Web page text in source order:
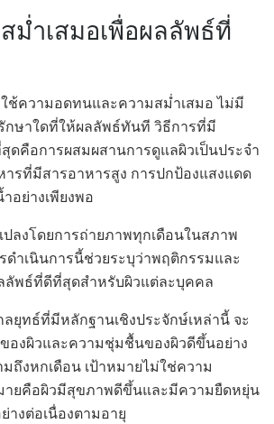
ม่ำเสมอเพื่อผลลัพธ์ที่
ใช้ความอดทนและความสม่ำเสมอ ไม่มี
ษาใดที่ให้ผลลัพธ์ทันที วิธีการที่มี
ดคือการผสมผสานการดูแลผิวเป็นประจำ
รที่มีสารอาหารสูง การปกป้องแสงแดด
อย่างเพียงพอ
ลงโดยการถ่ายภาพทุกเดือนในสภาพ
ดำเนินการนี้ช่วยระบุว่าพฤติกรรมและ
พธ์ที่ดีที่สุดสำหรับผิวแต่ละบุคคล
ยุทธ์ที่มีหลักฐานเชิงประจักษ์เหล่านี้ จะ
องผิวและความชุ่มชื้นของผิวดีขึ้นอย่าง
ถึงหกเดือน เป้าหมายไม่ใช่ความ
ายคือผิวมีสุขภาพดีขึ้นและมีความยืดหยุ่น
งต่อเนื่องตามอายุ